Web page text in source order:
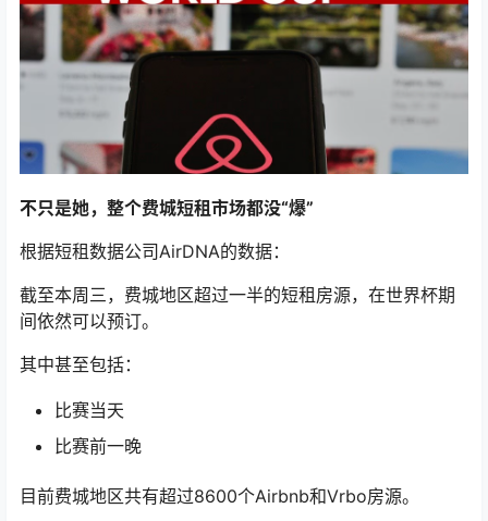
不只是她，整个费城短租市场都没“爆”
根据短租数据公司AirDNA的数据：
截至本周三，费城地区超过一半的短租房源，在世界杯期
间依然可以预订。
其中甚至包括：
比赛当天
比赛前一晚
目前费城地区共有超过8600个Airbnb和Vrbo房源。